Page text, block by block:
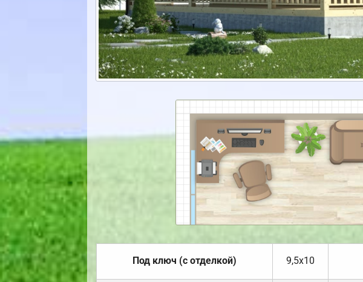
Под ключ (с отделкой) 9,5х10